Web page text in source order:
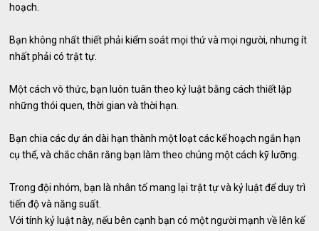
hoạch.
Bạn không nhất thiết phải kiểm soát mọi thứ và mọi người, nhưng ít
nhất phải có trật tự.
Một cách vô thức, bạn luôn tuân theo kỷ luật bằng cách thiết lập
những thói quen, thời gian và thời hạn.
Bạn chia các dự án dài hạn thành một loạt các kế hoạch ngắn hạn
cụ thể, và chắc chắn rằng bạn làm theo chúng một cách kỹ lưỡng.
Trong đội nhóm, bạn là nhân tố mang lại trật tự và kỷ luật để duy trì
tiến độ và năng suất.
Với tính kỷ luật này, nếu bên cạnh bạn có một người mạnh về lên kế